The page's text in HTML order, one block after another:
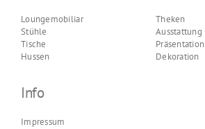
Loungemobiliar
Stühle
Tische
Hussen
Theken
Ausstattung
Präsentation
Dekoration
Info
Impressum